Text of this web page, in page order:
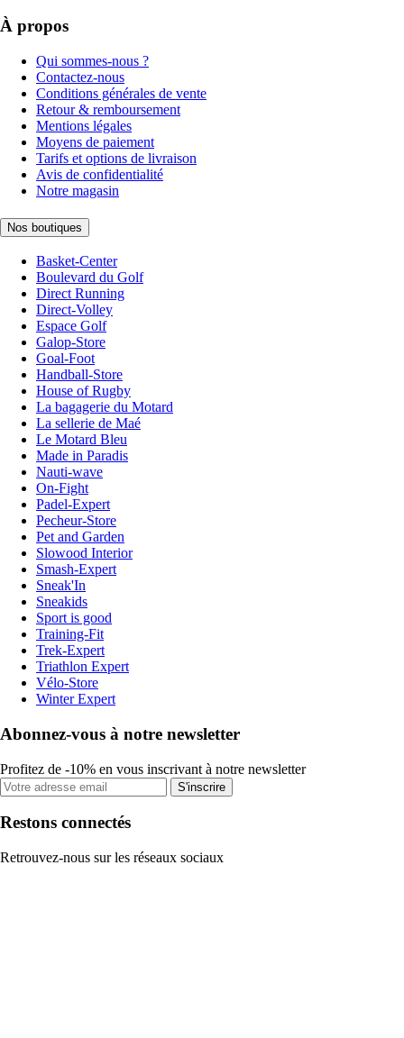
À propos
Qui sommes-nous ?
Contactez-nous
Conditions générales de vente
Retour & remboursement
Mentions légales
Moyens de paiement
Tarifs et options de livraison
Avis de confidentialité
Notre magasin
Nos boutiques
Basket-Center
Boulevard du Golf
Direct Running
Direct-Volley
Espace Golf
Galop-Store
Goal-Foot
Handball-Store
House of Rugby
La bagagerie du Motard
La sellerie de Maé
Le Motard Bleu
Made in Paradis
Nauti-wave
On-Fight
Padel-Expert
Pecheur-Store
Pet and Garden
Slowood Interior
Smash-Expert
Sneak'In
Sneakids
Sport is good
Training-Fit
Trek-Expert
Triathlon Expert
Vélo-Store
Winter Expert
Abonnez-vous à notre newsletter
Profitez de -10% en vous inscrivant à notre newsletter
S'inscrire
Restons connectés
Retrouvez-nous sur les réseaux sociaux